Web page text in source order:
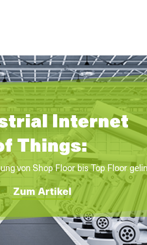
Internet
Things:
von Shop Floor bis Top Floor
Zum Artikel